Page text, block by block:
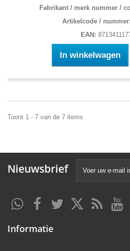
Fabrikant / merk nummer /
Artikelcode / nummer:
EAN:
In winkelwagen
Toont 1 - 7 van de 7 items
Nieuwsbrief
Informatie